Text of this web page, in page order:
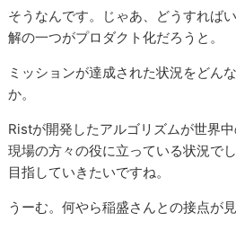
そうなんです。じゃあ、どうすれば
解の一つがプロダクト化だろうと。
ミッションが達成された状況をどん
か。
Ristが開発したアルゴリズムが世界中
現場の方々の役に立っている状況で
目指していきたいですね。
うーむ。何やら稲盛さんとの接点が